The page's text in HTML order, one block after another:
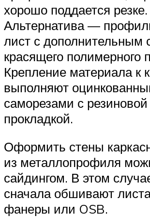
хорошо поддается резке.
Альтернатива —
лист с дополнительным
красящего полимерного
Крепление материала к
выполняют
саморезами с резиновой
прокладкой.
Оформить стены
из металлопрофиля
сайдингом. В этом
сначала обшивают
фанеры или OSB.